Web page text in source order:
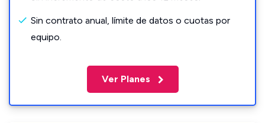
Sin contrato anual, límite de datos o cuotas por
equipo.
Ver Planes